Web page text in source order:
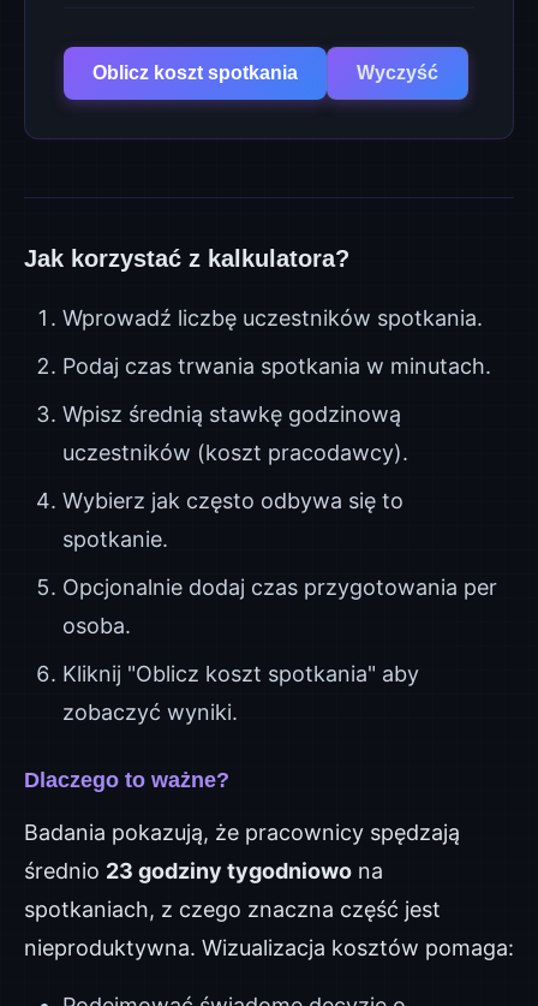
Oblicz koszt spotkania Wyczyść
Jak korzystać z kalkulatora?
Wprowadź liczbę uczestników spotkania.
Podaj czas trwania spotkania w minutach.
Wpisz średnią stawkę godzinową
uczestników (koszt pracodawcy).
Wybierz jak często odbywa się to
spotkanie.
Opcjonalnie dodaj czas przygotowania per
osoba.
Kliknij "Oblicz koszt spotkania" aby
zobaczyć wyniki.
Dlaczego to ważne?
Badania pokazują, że pracownicy spędzają
średnio 23 godziny tygodniowo na
spotkaniach, z czego znaczna część jest
nieproduktywna. Wizualizacja kosztów pomaga: